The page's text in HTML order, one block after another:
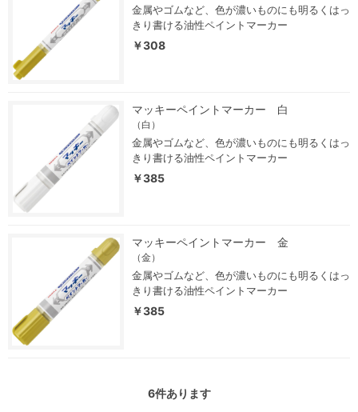
金属やゴムなど、色が濃いものにも明るくはっ
きり書ける油性ペイントマーカー
￥308
マッキーペイントマーカー 白
（白）
金属やゴムなど、色が濃いものにも明るくはっ
きり書ける油性ペイントマーカー
￥385
マッキーペイントマーカー 金
（金）
金属やゴムなど、色が濃いものにも明るくはっ
きり書ける油性ペイントマーカー
￥385
6件あります